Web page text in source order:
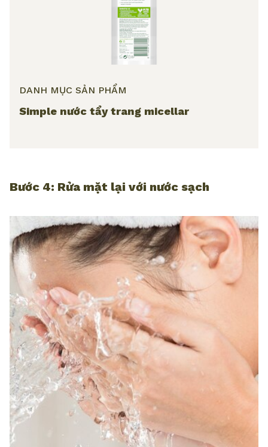
DANH MỤC SẢN PHẨM
Simple nước tẩy trang micellar
Bước 4: Rửa mặt lại với nước sạch